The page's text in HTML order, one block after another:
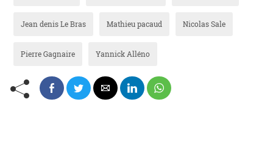
Jean denis Le Bras Mathieu pacaud Nicolas Sale
Pierre Gagnaire Yannick Alléno